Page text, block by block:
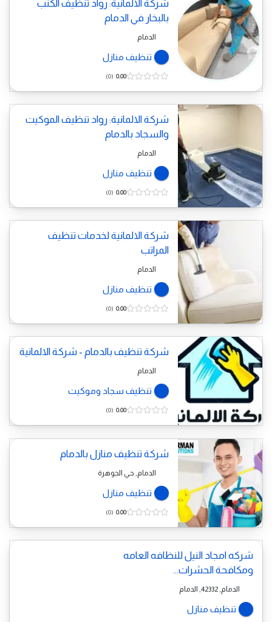
شركة الالمانية: رواد تنظيف الكنب
بالبخار في الدمام
الدمام
تنظيف منازل
0.00
0
شركة الالمانية: رواد تنظيف الموكيت
والسجاد بالدمام
الدمام
تنظيف منازل
0.00
0
شركة الالمانية لخدمات تنظيف
المراتب
الدمام
تنظيف منازل
0.00
0
شركة تنظيف بالدمام - شركة الالمانية
الدمام
تنظيف سجاد وموكيت
0.00
0
شركة تنظيف منازل بالدمام
الدمام, حي الجوهرة
تنظيف منازل
0.00
0
شركه امجاد النيل للنظافه العامه
ومكافحة الحشرات...
الدمام, 42332, الدمام
تنظيف منازل